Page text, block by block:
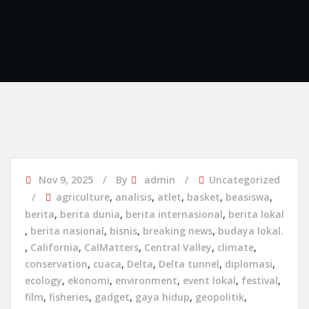
Nov 9, 2025 By admin
Uncategorized
agriculture, analisis, atlet, basket, beasiswa,
berita, berita dunia, berita internasional, berita lokal
, berita nasional, bisnis, breaking news, budaya lokal.
, California, CalMatters, Central Valley, climate,
conservation, cuaca, Delta, Delta tunnel, diplomasi,
ecology, ekonomi, environment, event lokal, festival,
film, fisheries, gadget, gaya hidup, geopolitik,